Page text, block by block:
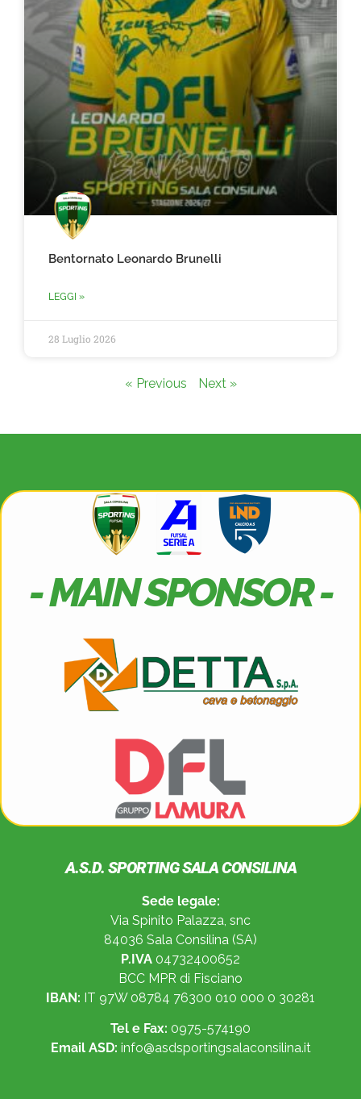
Bentornato Leonardo Brunelli
LEGGI »
28 Luglio 2026
« Previous Next »
- MAIN SPONSOR -
A.S.D. SPORTING SALA CONSILINA
Sede legale:
Via Spinito Palazza, snc
84036 Sala Consilina (SA)
P.IVA 04732400652
BCC MPR di Fisciano
IBAN: IT 97W 08784 76300 010 000 0 30281
Tel e Fax: 0975-574190
Email ASD: info@asdsportingsalaconsilina.it